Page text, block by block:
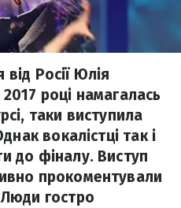
Росії Юлія
році намагалась
таки виступила
вокалістці так і
до фіналу. Виступ
прокоментували
гостро